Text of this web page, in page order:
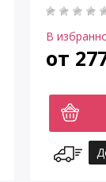
В
от